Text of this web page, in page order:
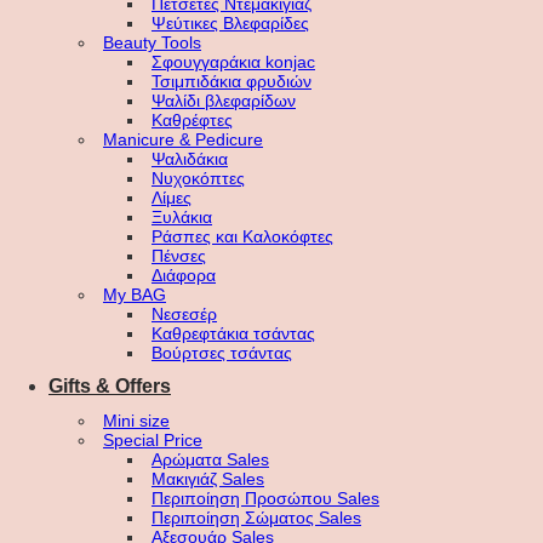
Ψεύτικες Βλεφαρίδες
Beauty Tools
Σφουγγαράκια konjac
Τσιμπιδάκια φρυδιών
Ψαλίδι βλεφαρίδων
Καθρέφτες
Manicure & Pedicure
Ψαλιδάκια
Νυχοκόπτες
Λίμες
Ξυλάκια
Ράσπες και Καλοκόφτες
Πένσες
Διάφορα
My BAG
Νεσεσέρ
Καθρεφτάκια τσάντας
Βούρτσες τσάντας
Gifts & Offers
Mini size
Special Price
Αρώματα Sales
Μακιγιάζ Sales
Περιποίηση Προσώπου Sales
Περιποίηση Σώματος Sales
Αξεσουάρ Sales